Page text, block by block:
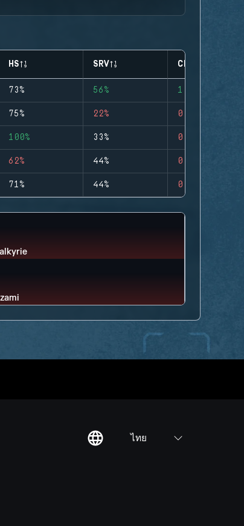
HS SRV CLUTCHES
73% 56% 1
75% 22% 0
100% 33% 0
62% 44% 0
71% 44% 0
ไทย